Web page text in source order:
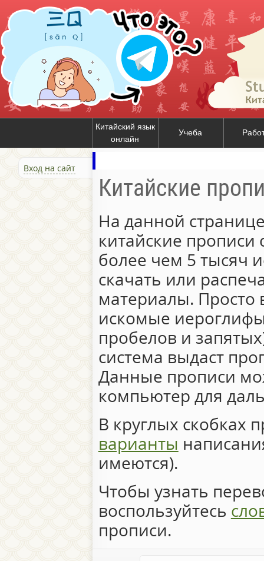
Китайский язык
онлайн
Учеба
Вход на сайт
Китайские
На данной
китайские
более чем 5 тысяч
скачать или
материалы. Просто
искомые
пробелов и
система выдаст
Данные прописи
компьютер для
В круглых скобках
варианты
имеются).
Чтобы узнать
воспользуйтесь
прописи.